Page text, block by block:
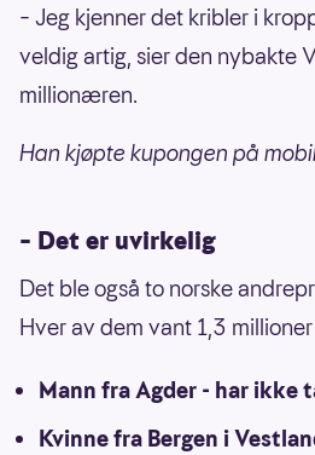
– Jeg kjenner det kribler i
veldig artig, sier den nybakte
millionæren.
Han kjøpte kupongen på
– Det er uvirkelig
Det ble også to norske
Hver av dem vant 1,3
Mann fra Agder - har ikke
Kvinne fra Bergen i